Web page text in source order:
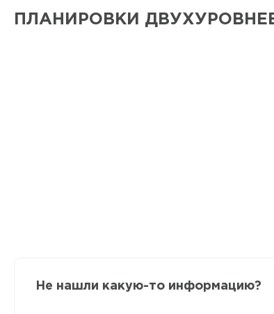
ПЛАНИРОВКИ
Не нашли какую-то информацию?